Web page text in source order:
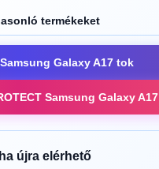
termékeket
Samsung Galaxy A17 tok
Samsung Galaxy
újra elérhető